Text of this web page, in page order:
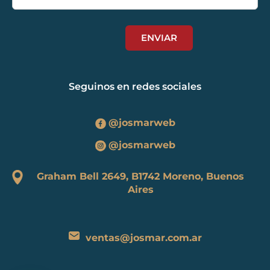
Seguinos en redes sociales
@josmarweb
@josmarweb
Graham Bell 2649, B1742 Moreno, Buenos
Aires
ventas@josmar.com.ar